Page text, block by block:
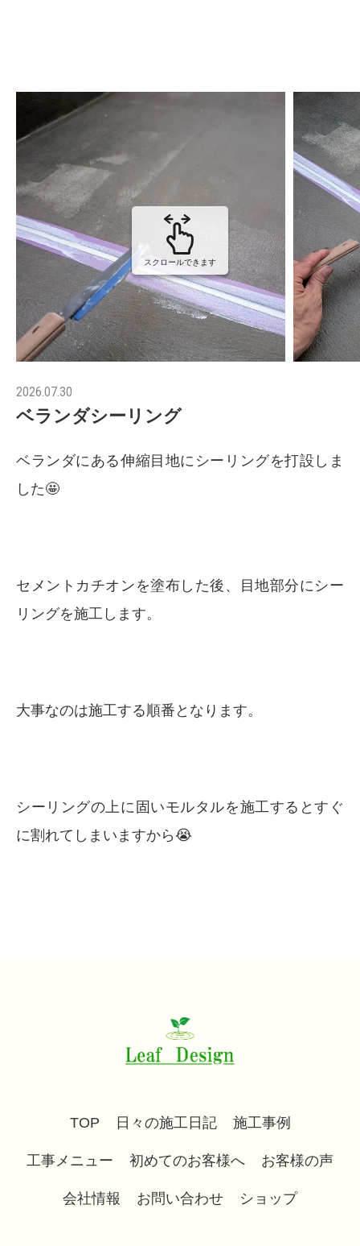
スクロールできます
2026.07.30
ベランダシーリング
ベランダにある伸縮目地にシーリングを打設しま
した🤩
セメントカチオンを塗布した後、目地部分にシー
リングを施工します。
大事なのは施工する順番となります。
シーリングの上に固いモルタルを施工するとすぐ
に割れてしまいますから😭
TOP 日々の施工日記 施工事例
工事メニュー 初めてのお客様へ お客様の声
会社情報 お問い合わせ ショップ